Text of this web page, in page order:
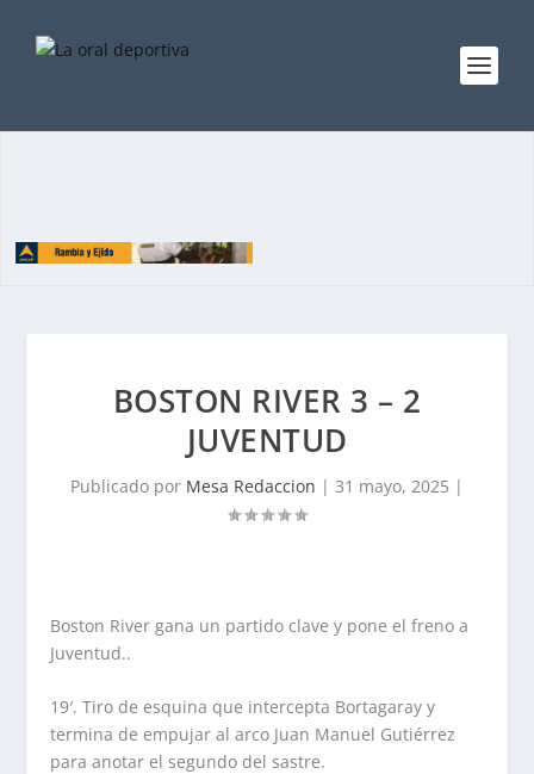
BOSTON RIVER 3 – 2
JUVENTUD
Publicado por Mesa Redaccion | 31 mayo, 2025 |
Boston River gana un partido clave y pone el freno a
Juventud..
19′. Tiro de esquina que intercepta Bortagaray y
termina de empujar al arco Juan Manuel Gutiérrez
para anotar el segundo del sastre.